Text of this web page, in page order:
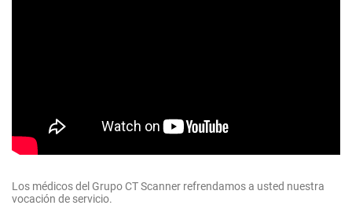
Los médicos del Grupo CT Scanner refrendamos a usted nuestra
vocación de servicio.